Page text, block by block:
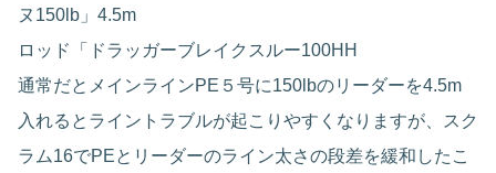
ヌ150lb」4.5m
ロッド「ドラッガーブレイクスルー100HH
通常だとメインラインPE５号に150lbのリーダーを4.5m
入れるとライントラブルが起こりやすくなりますが、スク
ラム16でPEとリーダーのライン太さの段差を緩和したこ